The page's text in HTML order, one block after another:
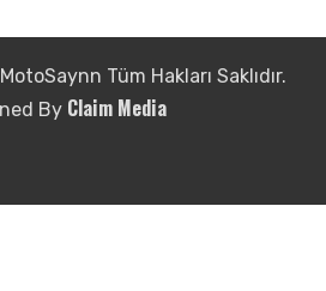
Tüm Hakları Saklıdır.
By Claim Media